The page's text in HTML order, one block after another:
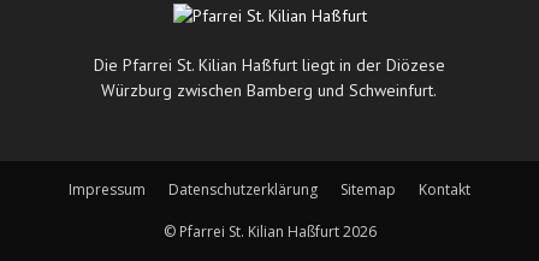
Die Pfarrei St. Kilian Haßfurt liegt in der Diözese
Würzburg zwischen Bamberg und Schweinfurt.
Impressum Datenschutzerklärung Sitemap Kontakt
© Pfarrei St. Kilian Haßfurt 2026